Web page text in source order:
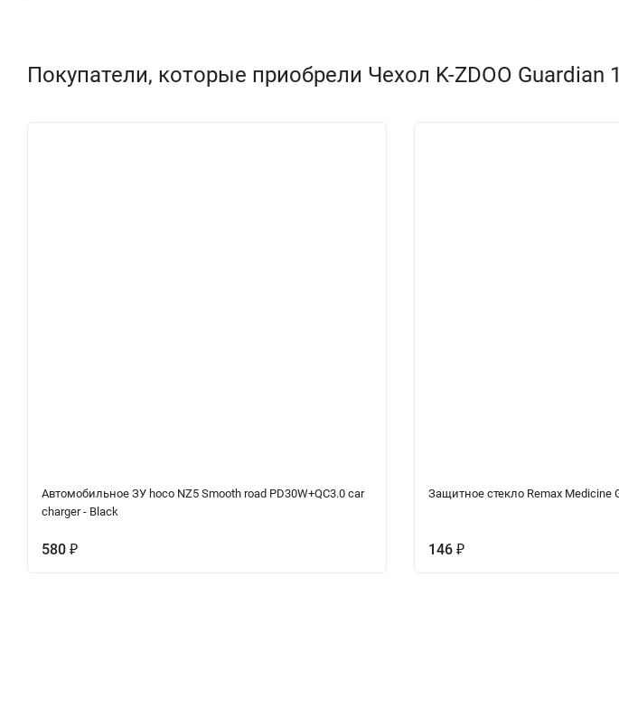
Покупатели, которые приобрели Чехол K-ZDOO Guardian
Автомобильное ЗУ hoco NZ5 Smooth road PD30W+QC3.0 car
charger - Black
580 ₽
Защитное стекло Remax Medicine
146 ₽